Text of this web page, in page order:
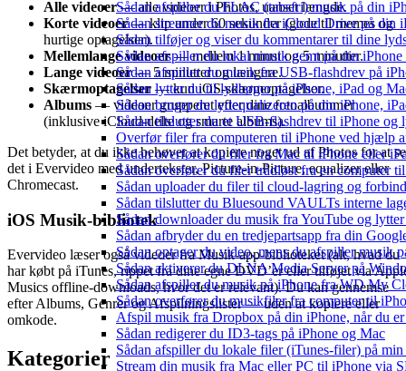
Sådan afspiller du FLAC (tabsfri) musik på din
Sådan streamer du musik fra iCloud Drive på din
Sådan tilføjer og viser du kommentarer til dine
Sådan afspiller du lokal musik gemt på din
Sådan afspiller du musik fra USB-flashdrev på
Sådan lytter du til lydbøger på iPhone, iPad og
Sådan bruger du lydequalizeren på din iPhone,
Sådan tilslutter du et USB-flashdrev til iPhone
Overfør filer fra computeren til iPhone ved hjælp
Sådan overfører du filer fra Mac til iPhone eller
Sådan overfører du filer trådløst fra en computer
Sådan uploader du filer til cloud-lagring og
Sådan tilslutter du Bluesound VAULTs interne
Sådan downloader du musik fra YouTube og
Sådan afbryder du en tredjepartsapp fra din
Sådan optager du video, mens du afspiller musik
Sådan aktiverer du DLNA Media Server på
Sådan afspiller du musik på iPhone fra WD My
Sådan overfører du musikfiler fra computer til
Afspil musik fra Dropbox på din iPhone, når du
Sådan redigerer du ID3-tags på iPhone og Mac
Sådan afspiller du lokale filer (iTunes-filer) på min
Stream din musik fra Mac eller PC til iPhone via
Alle videoer— alle videoer i Photos, uanset længde.
Korte videoer— klip under 60 sekunder (gode til memes og
hurtige optagelser).
Mellemlange videoer— mellem 1 minut og 5 minutter.
Lange videoer— 5 minutter og længere.
Skærmoptagelser — kun iOS-skærmoptagelser.
Albums — videoer grupperet efter dine fotoalbummer
(inklusive iCloud-delte og smarte albums).
Det betyder, at du ikke behøver at kopiere noget ud af Photos for at se
det i Evervideo med undertekster, Picture-in-Picture, equalizer eller
Chromecast.
iOS Musik-bibliotek
Evervideo læser også videoer fra Musik-app-biblioteket (alt, hvad du
har købt på iTunes, rippet fra dine egne DVD’er eller tilføjet via
Musics offline-downloads, hvor det er relevant). Du kan gennemse
efter Albums, Genrer og Afspilningslister — uden at kopiere eller
omkode.
Kategorier